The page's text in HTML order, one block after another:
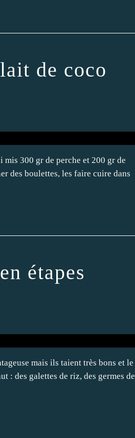
de coco
300 gr de perche et 200 gr de
des boulettes, les faire cuire dans
étapes
mais ils taient très bons et le
: des galettes de riz, des germes de